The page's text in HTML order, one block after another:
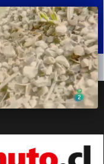
POLÍTICA